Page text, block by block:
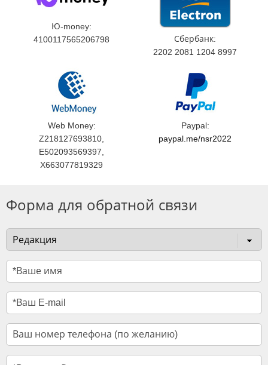
Ю-money:
4100117565206798
Сбербанк:
2202 2081 1204 8997
Web Money:
Z218127693810,
E502093569397,
X663077819329
Paypal:
paypal.me/nsr2022
Форма для обратной связи